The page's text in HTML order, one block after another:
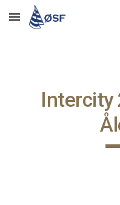
Skip to main content
Intercity